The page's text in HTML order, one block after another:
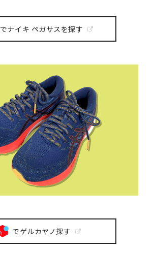
でナイキ ペガサスを探す
でゲルカヤノ探す